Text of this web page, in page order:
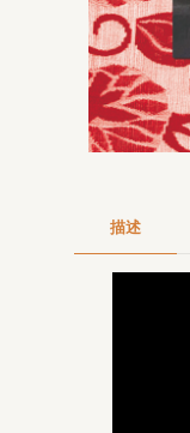
描述